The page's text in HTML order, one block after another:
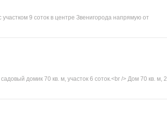
9 соток в центре Звенигорода напрямую от
домик 70 кв. м, участок 6 соток.<br /> Дом 70 кв. м, 2